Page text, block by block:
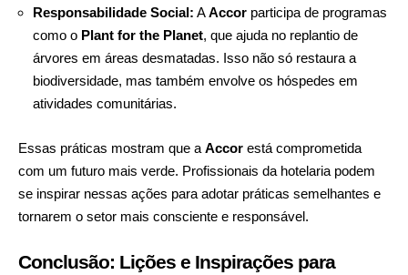
Responsabilidade Social: AAccor participa de programas
como o Plant for the Planet, que ajuda no replantio de
árvores em áreas desmatadas. Isso não só restaura a
biodiversidade, mas também envolve os hóspedes em
atividades comunitárias.
Essas práticas mostram que a Accor está comprometida
com um futuro mais verde. Profissionais da hotelaria podem
se inspirar nessas ações para adotar práticas semelhantes e
tornarem o setor mais consciente e responsável.
Conclusão: Lições e Inspirações para